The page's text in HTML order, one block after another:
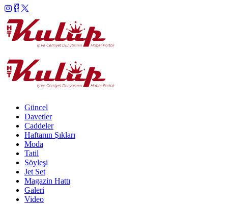
Güncel
Davetler
Caddeler
Haftanın Şıkları
Moda
Tatil
Söyleşi
Jet Set
Magazin Hattı
Galeri
Video